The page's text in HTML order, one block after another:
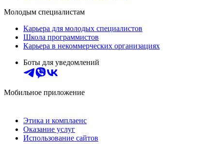
Молодым специалистам
Карьера для молодых специалистов
Школа программистов
Карьера в некоммерческих организациях
Боты для уведомлений
Мобильное приложение
Этика и комплаенс
Оказание услуг
Использование сайтов